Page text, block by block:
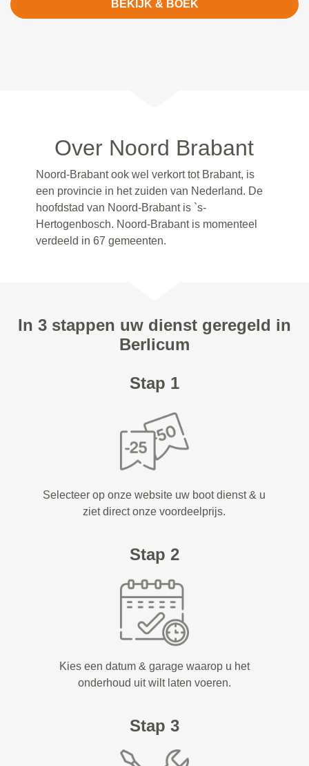
BEKIJK & BOEK
Over Noord Brabant
Noord-Brabant ook wel verkort tot Brabant, is
een provincie in het zuiden van Nederland. De
hoofdstad van Noord-Brabant is `s-
Hertogenbosch. Noord-Brabant is momenteel
verdeeld in 67 gemeenten.
In 3 stappen uw dienst geregeld in
Berlicum
Stap 1
Selecteer op onze website uw boot dienst & u
ziet direct onze voordeelprijs.
Stap 2
Kies een datum & garage waarop u het
onderhoud uit wilt laten voeren.
Stap 3